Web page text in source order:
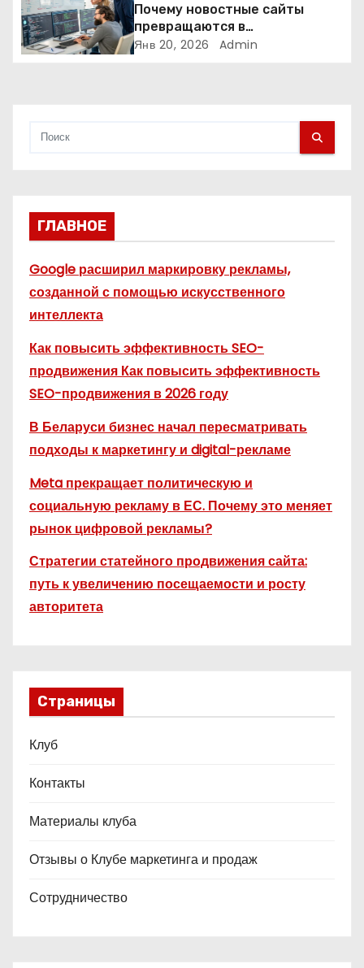
с
Почему новостные сайты
превращаются в
аналитические платформы
Янв 20, 2026 Admin
ГЛАВНОЕ
Google расширил маркировку рекламы,
созданной с помощью искусственного
интеллекта
Как повысить эффективность SEO-
продвижения Как повысить эффективность
SEO-продвижения в 2026 году
В Беларуси бизнес начал пересматривать
подходы к маркетингу и digital-рекламе
Meta прекращает политическую и
социальную рекламу в ЕС. Почему это меняет
рынок цифровой рекламы?
Стратегии статейного продвижения сайта:
путь к увеличению посещаемости и росту
авторитета
Страницы
Клуб
Контакты
Материалы клуба
Отзывы о Клубе маркетинга и продаж
Сотрудничество